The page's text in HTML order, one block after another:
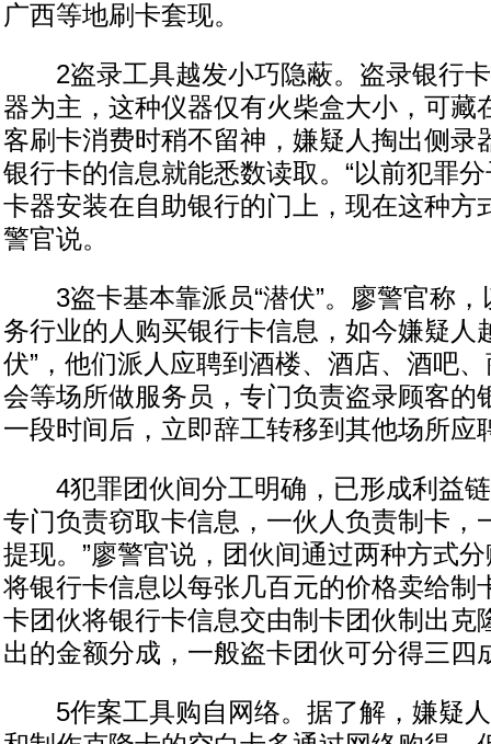
广西等地刷卡套现。
2盗录工具越发小巧隐蔽。盗录银行卡
器为主，这种仪器仅有火柴盒大小，可藏
客刷卡消费时稍不留神，嫌疑人掏出侧录
银行卡的信息就能悉数读取。“以前犯罪
卡器安装在自助银行的门上，现在这种方
警官说。
3盗卡基本靠派员“潜伏”。廖警官称，
务行业的人购买银行卡信息，如今嫌疑人
伏”，他们派人应聘到酒楼、酒店、酒吧
会等场所做服务员，专门负责盗录顾客的
一段时间后，立即辞工转移到其他场所应
4犯罪团伙间分工明确，已形成利益链
专门负责窃取卡信息，一伙人负责制卡，
提现。”廖警官说，团伙间通过两种方式
将银行卡信息以每张几百元的价格卖给制
卡团伙将银行卡信息交由制卡团伙制出克
出的金额分成，一般盗卡团伙可分得三四
5作案工具购自网络。据了解，嫌疑人